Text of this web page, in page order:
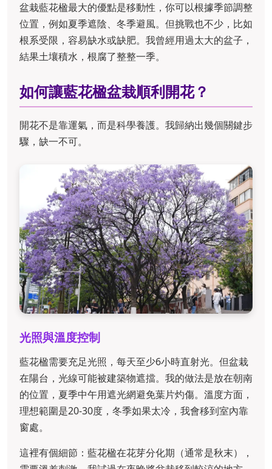
盆栽藍花楹最大的優點是移動性，你可以根據季節調整
位置，例如夏季遮陰、冬季避風。但挑戰也不少，比如
根系受限，容易缺水或缺肥。我曾經用過太大的盆子，
結果土壤積水，根腐了整整一季。
如何讓藍花楹盆栽順利開花？
開花不是靠運氣，而是科學養護。我歸納出幾個關鍵步
驟，缺一不可。
光照與溫度控制
藍花楹需要充足光照，每天至少6小時直射光。但盆栽
在陽台，光線可能被建築物遮擋。我的做法是放在朝南
的位置，夏季中午用遮光網避免葉片灼傷。溫度方面，
理想範圍是20-30度，冬季如果太冷，我會移到室內靠
窗處。
這裡有個細節：藍花楹在花芽分化期（通常是秋末），